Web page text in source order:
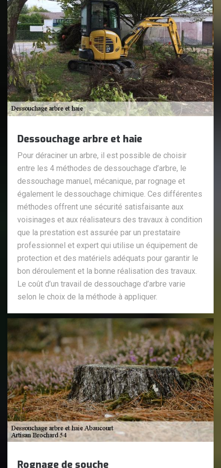
Dessouchage arbre et haie
Pour déraciner un arbre, il est possible de choisir
entre les 4 méthodes de dessouchage d’arbre, le
dessouchage manuel, mécanique, par rognage et
également le dessouchage chimique. Ces différentes
méthodes offrent une sécurité satisfaisante aux
voisinages et aux réalisateurs des travaux à condition
que la prestation est assurée par un prestataire
professionnel et expert qui utilise un équipement de
protection et des matériels adéquats pour garantir le
bon déroulement et la bonne réalisation des travaux.
Le coût d’un travail de dessouchage d’arbre varie
selon le choix de la méthode à appliquer.
Rognage de souche